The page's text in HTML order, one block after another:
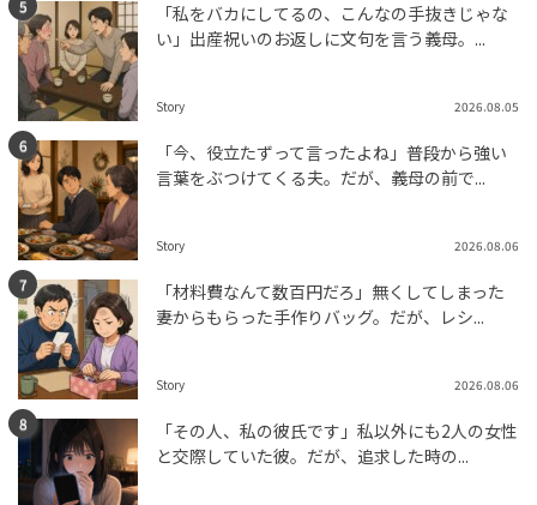
「私をバカにしてるの、こんなの手抜きじゃな
い」出産祝いのお返しに文句を言う義母。...
Story 2026.08.05
「今、役立たずって言ったよね」普段から強い
言葉をぶつけてくる夫。だが、義母の前で...
Story 2026.08.06
「材料費なんて数百円だろ」無くしてしまった
妻からもらった手作りバッグ。だが、レシ...
Story 2026.08.06
「その人、私の彼氏です」私以外にも2人の女性
と交際していた彼。だが、追求した時の...